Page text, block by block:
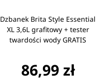
Dzbanek Brita Style Essential
XL 3,6L grafitowy + tester
twardości wody GRATIS
86,99 zł